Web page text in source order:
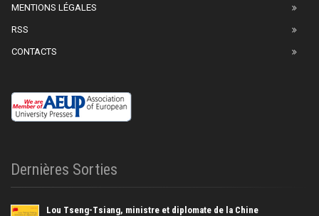
MENTIONS LÉGALES
RSS
CONTACTS
Dernières Sorties
Lou Tseng-Tsiang, ministre et diplomate de la Chine